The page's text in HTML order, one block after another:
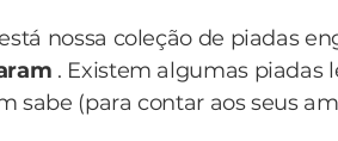
nossa coleção de piadas
. Existem algumas piadas
sabe (para contar aos seus